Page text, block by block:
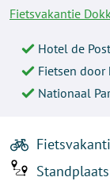
Fietsvakantie
Hotel de
Fietsen door
Nationaal
Standplaats